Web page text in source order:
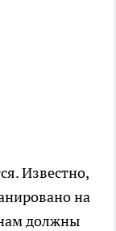
Известно,
на
должны